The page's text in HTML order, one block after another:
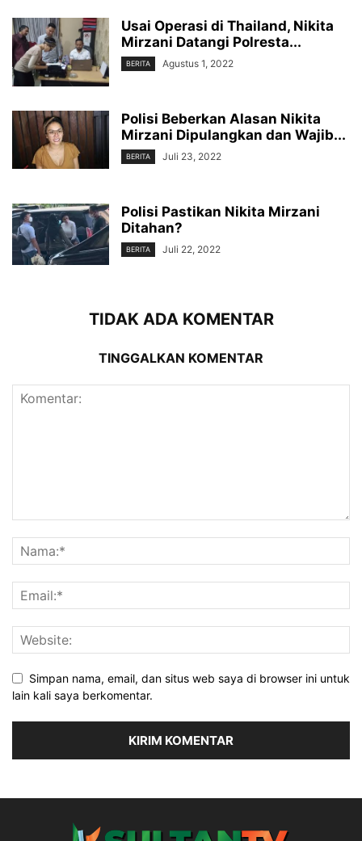
Usai Operasi di Thailand, Nikita
Mirzani Datangi Polresta...
BERITA Agustus 1, 2022
Polisi Beberkan Alasan Nikita
Mirzani Dipulangkan dan Wajib...
BERITA Juli 23, 2022
Polisi Pastikan Nikita Mirzani
Ditahan?
BERITA Juli 22, 2022
TIDAK ADA KOMENTAR
TINGGALKAN KOMENTAR
Simpan nama, email, dan situs web saya di browser ini untuk
lain kali saya berkomentar.